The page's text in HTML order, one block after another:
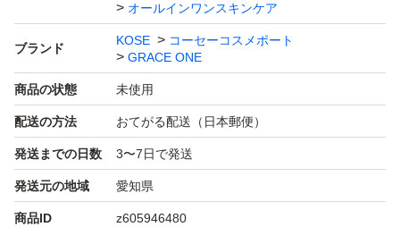
オールインワンスキンケア
ブランド
KOSE
コーセーコスメポート
GRACE ONE
商品の状態 未使用
配送の方法 おてがる配送（日本郵便）
発送までの日数 3〜7日で発送
発送元の地域 愛知県
商品ID z605946480